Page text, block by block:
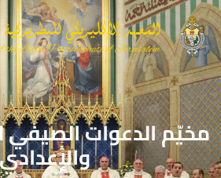
مخيّم الدعوات الصيفي
والإعدادي